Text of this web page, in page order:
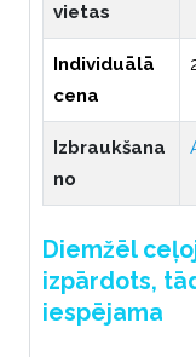
vietas
Individuālā
cena
Izbraukšana
no
Diemžēl
izpārdots,
iespējama